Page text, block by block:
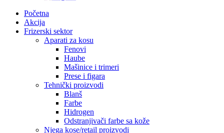
Početna
Akcija
Frizerski sektor
Aparati za kosu
Fenovi
Haube
Mašinice i trimeri
Prese i figara
Tehnički proizvodi
Blanš
Farbe
Hidrogen
Odstranjivači farbe sa kože
Njega kose/retail proizvodi